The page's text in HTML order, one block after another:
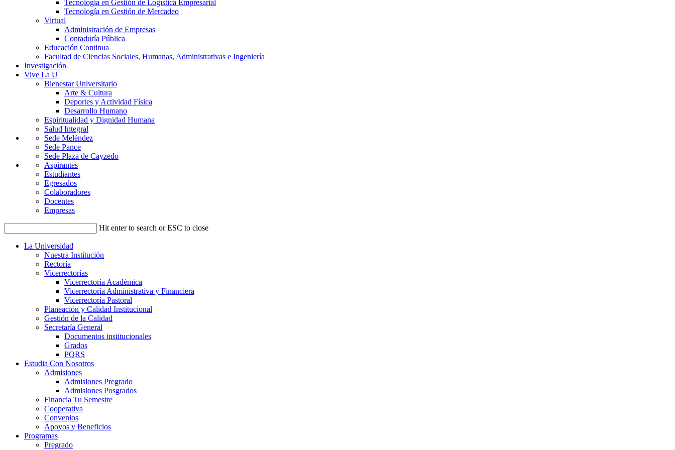
Tecnología en Gestión de Logística Empresarial
Tecnología en Gestión de Mercadeo
Virtual
Administración de Empresas
Contaduría Pública
Educación Continua
Facultad de Ciencias Sociales, Humanas, Administrativas e Ingeniería
Investigación
Vive La U
Bienestar Universitario
Arte & Cultura
Deportes y Actividad Física
Desarrollo Humano
Espiritualidad y Dignidad Humana
Salud Integral
Sede Meléndez
Sede Pance
Sede Plaza de Cayzedo
Aspirantes
Estudiantes
Egresados
Colaboradores
Docentes
Empresas
Hit enter to search or ESC to close
La Universidad
Nuestra Institución
Rectoría
Vicerrectorías
Vicerrectoría Académica
Vicerrectoría Administrativa y Financiera
Vicerrectoría Pastoral
Planeación y Calidad Institucional
Gestión de la Calidad
Secretaría General
Documentos institucionales
Grados
PQRS
Estudia Con Nosotros
Admisiones
Admisiones Pregrado
Admisiones Posgrados
Financia Tu Semestre
Cooperativa
Convenios
Apoyos y Beneficios
Programas
Pregrado